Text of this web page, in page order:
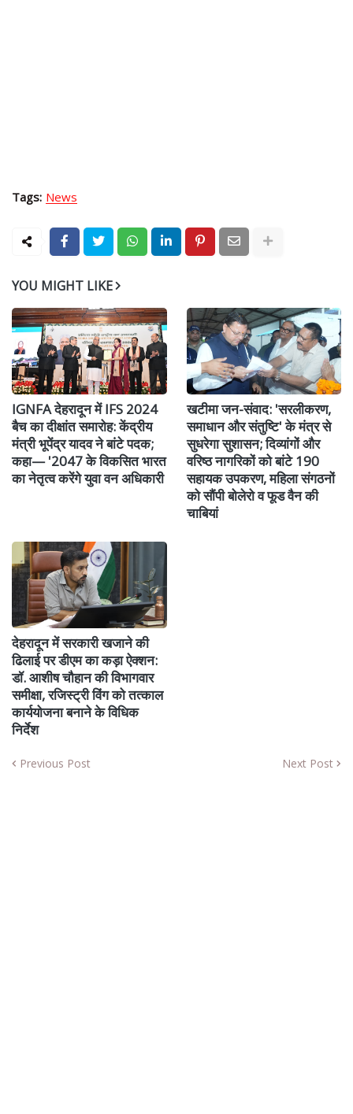
Tags: News
YOU MIGHT LIKE
IGNFA देहरादून में IFS 2024
बैच का दीक्षांत समारोह: केंद्रीय
मंत्री भूपेंद्र यादव ने बांटे पदक;
कहा— '2047 के विकसित भारत
का नेतृत्व करेंगे युवा वन अधिकारी
खटीमा जन-संवाद: 'सरलीकरण,
समाधान और संतुष्टि' के मंत्र से
सुधरेगा सुशासन; दिव्यांगों और
वरिष्ठ नागरिकों को बांटे 190
सहायक उपकरण, महिला संगठनों
को सौंपी बोलेरो व फूड वैन की
चाबियां
देहरादून में सरकारी खजाने की
ढिलाई पर डीएम का कड़ा ऐक्शन:
डॉ. आशीष चौहान की विभागवार
समीक्षा, रजिस्ट्री विंग को तत्काल
कार्ययोजना बनाने के विधिक
निर्देश
Previous Post Next Post